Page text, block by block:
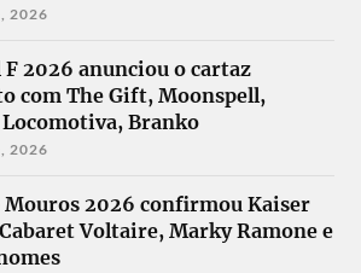
2026
F 2026 anunciou o cartaz
com The Gift, Moonspell,
Branko
2026
Mouros 2026 confirmou Kaiser
Voltaire, Marky Ramone e